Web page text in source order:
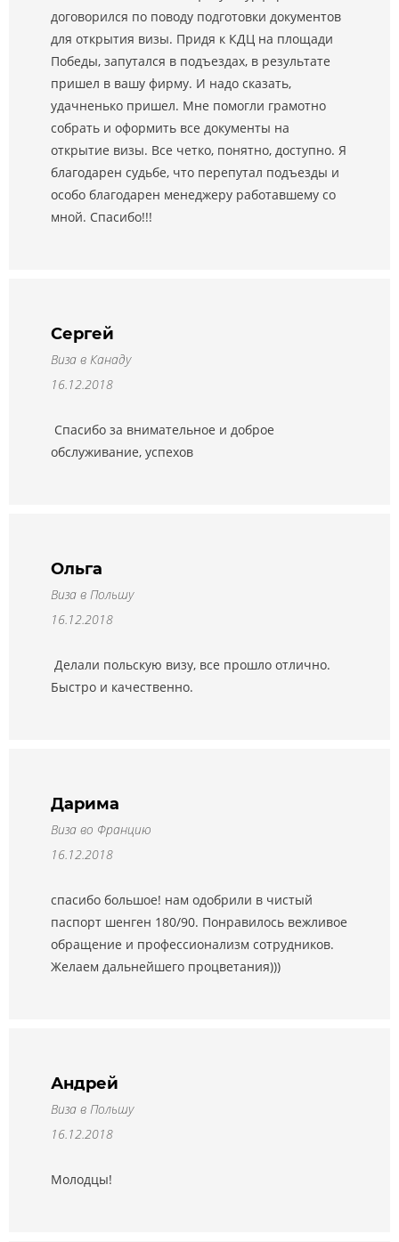
договорился по поводу подготовки документов
для открытия визы. Придя к КДЦ на площади
Победы, запутался в подъездах, в результате
пришел в вашу фирму. И надо сказать,
удачненько пришел. Мне помогли грамотно
собрать и оформить все документы на
открытие визы. Все четко, понятно, доступно. Я
благодарен судьбе, что перепутал подъезды и
особо благодарен менеджеру работавшему со
мной. Спасибо!!!
Сергей
Виза в Канаду
16.12.2018
Спасибо за внимательное и доброе
обслуживание, успехов
Ольга
Виза в Польшу
16.12.2018
Делали польскую визу, все прошло отлично.
Быстро и качественно.
Дарима
Виза во Францию
16.12.2018
спасибо большое! нам одобрили в чистый
паспорт шенген 180/90. Понравилось вежливое
обращение и профессионализм сотрудников.
Желаем дальнейшего процветания)))
Андрей
Виза в Польшу
16.12.2018
Молодцы!